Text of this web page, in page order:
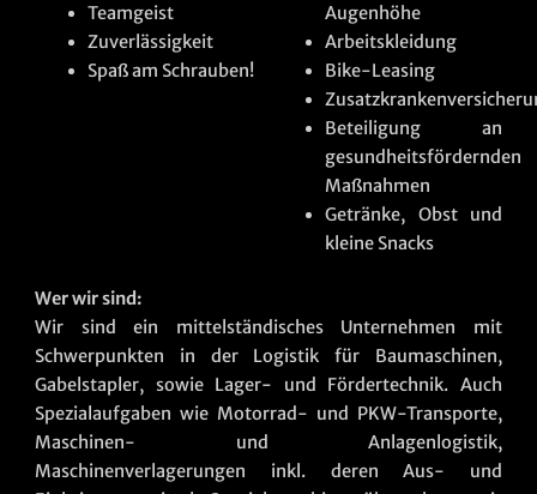
Teamgeist
Zuverlässigkeit
Spaß am Schrauben!
Augenhöhe
Arbeitskleidung
Bike-Leasing
Beteiligung an
gesundheitsfördernden
Maßnahmen
Getränke, Obst und
kleine Snacks
Wer wir sind:
Wir sind ein mittelständisches Unternehmen mit
Schwerpunkten in der Logistik für Baumaschinen,
Gabelstapler, sowie Lager- und Fördertechnik. Auch
Spezialaufgaben wie Motorrad- und PKW-Transporte,
Maschinen- und Anlagenlogistik,
Maschinenverlagerungen inkl. deren Aus- und